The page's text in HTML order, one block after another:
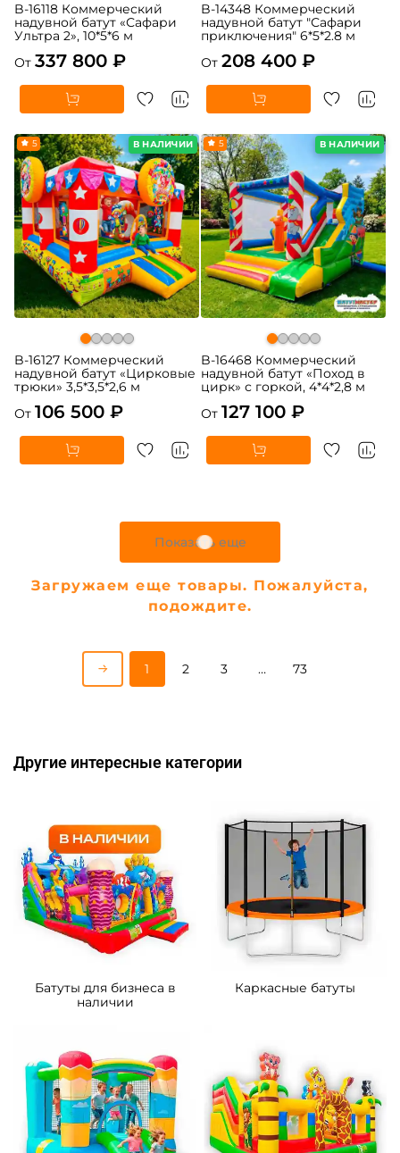
B-16118 Коммерческий
надувной батут «Сафари
Ультра 2», 10*5*6 м
От 337 800 ₽
B-14348 Коммерческий
надувной батут "Сафари
приключения" 6*5*2.8 м
От 208 400 ₽
В НАЛИЧИИ
5
B-16127 Коммерческий
надувной батут «Цирковые
трюки» 3,5*3,5*2,6 м
От 106 500 ₽
В НАЛИЧИИ
5
B-16468 Коммерческий
надувной батут «Поход в
цирк» с горкой, 4*4*2,8 м
От 127 100 ₽
Показать еще
Загружаем еще товары. Пожалуйста,
подождите.
1 2 3 … 73
Другие интересные категории
Батуты для бизнеса в
наличии
Каркасные батуты